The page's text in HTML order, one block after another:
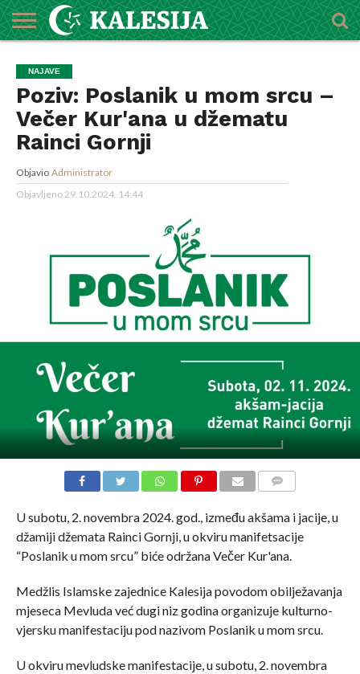
O
MEDŽLISU
DŽEMATI
IMAMI
MEKTEBSKI
CENTAR
VIJESTI
HUTBE
NAJAVE
KALENDAR
KONTAKT
NAJAVE
Poziv: Poslanik u mom srcu –
Večer Kur'ana u džematu
Rainci Gornji
Objavio Administrator
Objavljeno29.10.2024. 14:44
U subotu, 2. novembra 2024. god., između akšama i jacije, u
džamiji džemata Rainci Gornji, u okviru manifetsacije
“Poslanik u mom srcu” biće održana Večer Kur'ana.
Medžlis Islamske zajednice Kalesija povodom obilježavanja
mjeseca Mevluda već dugi niz godina organizuje kulturno-
vjersku manifestaciju pod nazivom Poslanik u mom srcu.
U okviru mevludske manifestacije, u subotu, 2. novembra